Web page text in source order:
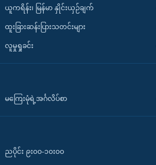
ယူကရိန်း၊ မြန်မာ နှိုင်းယှဉ်ချက်
ထူးခြားဆန်းပြားသတင်းများ
လူမှုရှုခင်း
မကြေးမုံရဲ့အင်္ဂလိပ်စာ
ညပိုင်း ၉း၀၀-၁၀း၀၀